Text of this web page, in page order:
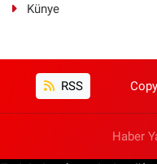
Künye
RSS
Haber